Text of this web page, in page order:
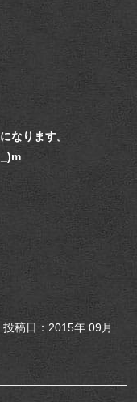
なります。
投稿日：2015年 09月